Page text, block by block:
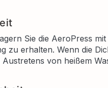
Sie die AeroPress
zu erhalten. Wenn die
von heißem